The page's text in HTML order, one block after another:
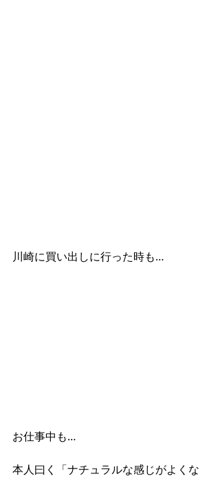
川崎に買い出しに行った時も…
お仕事中も…
本人曰く「ナチュラルな感じがよくな